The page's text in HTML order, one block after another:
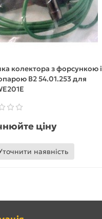
колектора з форсункою і
B2 54.01.253 для
ціну
наявність